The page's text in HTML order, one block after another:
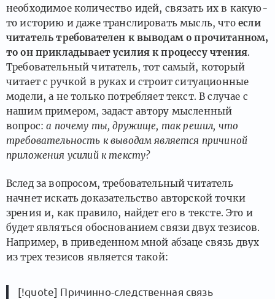
необходимое количество идей, связать их в какую-
то историю и даже транслировать мысль, что если
читатель требователен к выводам о прочитанном,
то он прикладывает усилия к процессу чтения.
Требовательный читатель, тот самый, который
читает с ручкой в руках и строит ситуационные
модели, а не только потребляет текст. В случае с
нашим примером, задаст автору мысленный
вопрос:а почему ты, дружище, так решил, что
требовательность к выводам является причиной
приложения усилий к тексту?
Вслед за вопросом, требовательный читатель
начнет искать доказательство авторской точки
зрения и, как правило, найдет его в тексте. Это и
будет являться обоснованием связи двух тезисов.
Например, в приведенном мной абзаце связь двух
из трех тезисов является такой:
[!quote] Причинно-следственная связь